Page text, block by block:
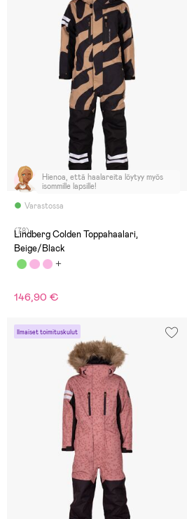
Varastossa
Hienoa, että haalareita löytyy myös
isommille lapsille!
(78)
Lindberg Colden Toppahaalari,
Beige/Black
146,90 €
Ilmaiset toimituskulut